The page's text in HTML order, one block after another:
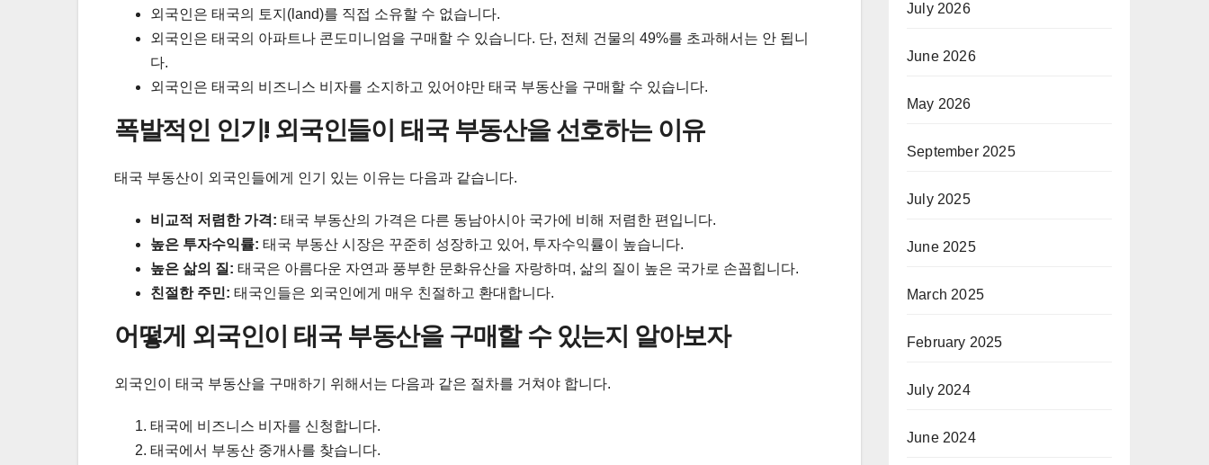
외국인은 태국의 토지(land)를 직접 소유할 수 없습니다.
외국인은 태국의 아파트나 콘도미니엄을 구매할 수 있습니다. 단, 전체 건물의 49%를 초과해서는 안 됩니
다.
외국인은 태국의 비즈니스 비자를 소지하고 있어야만 태국 부동산을 구매할 수 있습니다.
폭발적인 인기! 외국인들이 태국 부동산을 선호하는 이유
태국 부동산이 외국인들에게 인기 있는 이유는 다음과 같습니다.
비교적 저렴한 가격: 태국 부동산의 가격은 다른 동남아시아 국가에 비해 저렴한 편입니다.
높은 투자수익률: 태국 부동산 시장은 꾸준히 성장하고 있어, 투자수익률이 높습니다.
높은 삶의 질: 태국은 아름다운 자연과 풍부한 문화유산을 자랑하며, 삶의 질이 높은 국가로 손꼽힙니다.
친절한 주민: 태국인들은 외국인에게 매우 친절하고 환대합니다.
어떻게 외국인이 태국 부동산을 구매할 수 있는지 알아보자
외국인이 태국 부동산을 구매하기 위해서는 다음과 같은 절차를 거쳐야 합니다.
태국에 비즈니스 비자를 신청합니다.
태국에서 부동산 중개사를 찾습니다.
July 2026
June 2026
May 2026
September 2025
July 2025
June 2025
March 2025
February 2025
July 2024
June 2024